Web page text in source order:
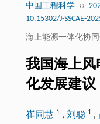
中国工程科学 ››
10.15302/J-SSCAE-
海上能源一体化协
我国海上风
化发展建议
崔同慧 1, 刘聪 1,